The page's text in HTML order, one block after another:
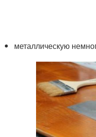
металлическую